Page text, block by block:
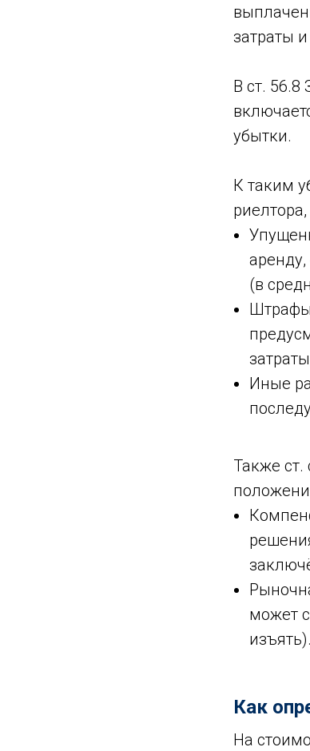
затраты
В ст. 56.8
убытки.
К таким
(в
Иные
Также
может
изъять).
Как
На